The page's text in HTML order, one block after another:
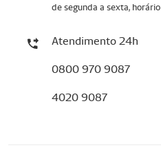
de segunda a sexta,
Atendimento 24h
0800 970 9087
4020 9087